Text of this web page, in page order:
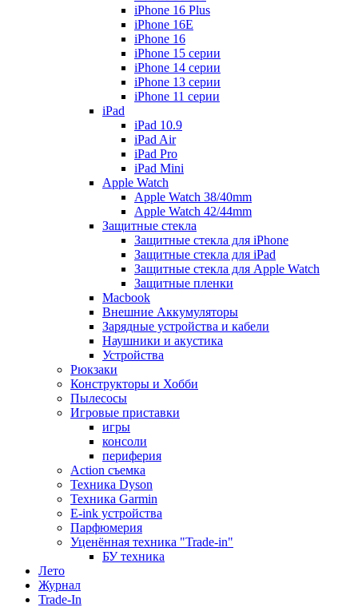
iPhone 16 Plus
iPhone 16E
iPhone 16
iPhone 15 серии
iPhone 14 серии
iPhone 13 серии
iPhone 11 серии
iPad
iPad 10.9
iPad Air
iPad Pro
iPad Mini
Apple Watch
Apple Watch 38/40mm
Apple Watch 42/44mm
Защитные стекла
Защитные стекла для iPhone
Защитные стекла для iPad
Защитные стекла для Apple Watch
Защитные пленки
Macbook
Внешние Аккумуляторы
Зарядные устройства и кабели
Наушники и акустика
Устройства
Рюкзаки
Конструкторы и Хобби
Пылесосы
Игровые приставки
игры
консоли
периферия
Action съемка
Техника Dyson
Техника Garmin
E-ink устройства
Парфюмерия
Уценённая техника "Trade-in"
БУ техника
Лето
Журнал
Trade-In